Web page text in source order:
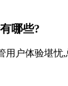
哪些?
户体验堪